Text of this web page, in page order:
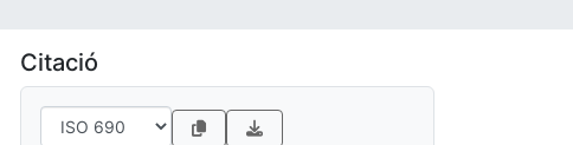
Citació